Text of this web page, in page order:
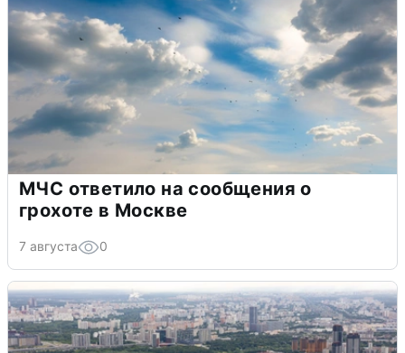
МЧС ответило на сообщения о
грохоте в Москве
7 августа 0